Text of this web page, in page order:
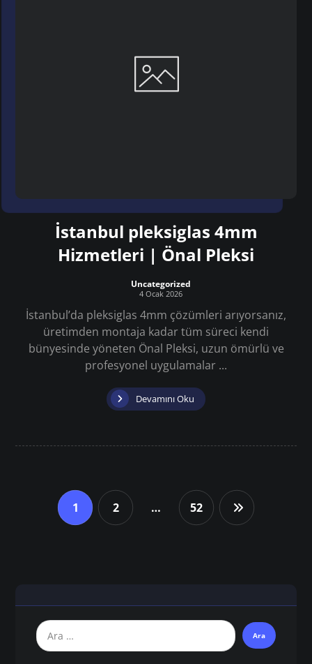
İstanbul pleksiglas 4mm
Hizmetleri | Önal Pleksi
Uncategorized
4 Ocak 2026
İstanbul’da pleksiglas 4mm çözümleri arıyorsanız,
üretimden montaja kadar tüm süreci kendi
bünyesinde yöneten Önal Pleksi, uzun ömürlü ve
profesyonel uygulamalar ...
Devamını Oku
1 2 … 52